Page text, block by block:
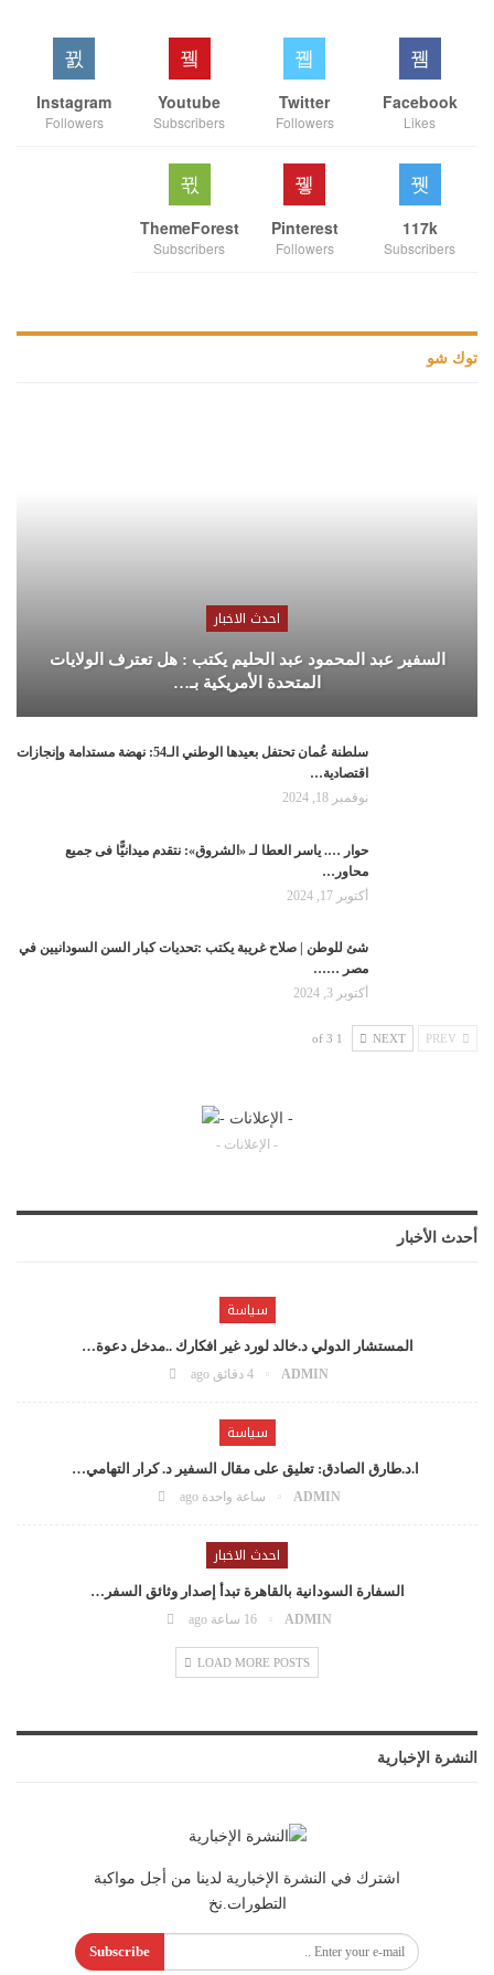
Facebook
Likes
Twitter
Followers
Youtube
Subscribers
Instagram
Followers
117k
Subscribers
Pinterest
Followers
ThemeForest
Subscribers
توك شو
احدث الاخبار
السفير عبد المحمود عبد الحليم يكتب : هل تعترف الولايات
المتحدة الأمريكية بـ…
سلطنة عُمان تحتفل بعيدها الوطني الـ54: نهضة مستدامة وإنجازات
اقتصادية…
نوفمبر 18, 2024
حوار …. ياسر العطا لـ «الشروق»: نتقدم ميدانيًّا فى جميع
محاور…
أكتوبر 17, 2024
شئ للوطن | صلاح غريبة يكتب :تحديات كبار السن السودانيين في
مصر ……
أكتوبر 3, 2024
NEXT
1 of 3
- الإعلانات -
أحدث الأخبار
سياسة
المستشار الدولي د.خالد لورد غير افكارك ..مدخل دعوة…
ADMIN 4 دقائق ago
سياسة
ا.د.طارق الصادق: تعليق على مقال السفير د. كرار التهامي…
ADMIN ساعة واحدة ago
احدث الاخبار
السفارة السودانية بالقاهرة تبدأ إصدار وثائق السفر…
ADMIN 16 ساعة ago
LOAD MORE POSTS
النشرة الإخبارية
اشترك في النشرة الإخبارية لدينا من أجل مواكبة
التطورات.نخ
Subscribe